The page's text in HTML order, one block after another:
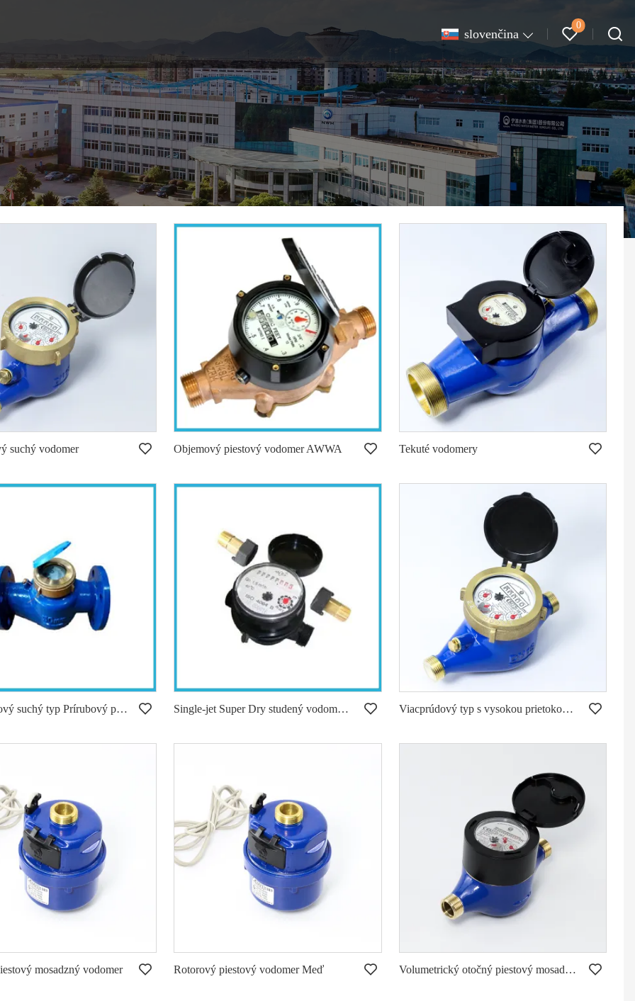
slovenčina
0
suchý vodomer Objemový piestový vodomer AWWA Tekuté vodomery
Multi-prúdový suchý typ Prírubový prípoj vody Vodomer Single-jet Super Dry studený vodomer 5 valčekov plastové Viacprúdový typ s vysokou prietokovou kapacitou Štandard AWWA
mosadzný vodomer Rotorový piestový vodomer Meď Volumetrický otočný piestový mosadzný vodomer